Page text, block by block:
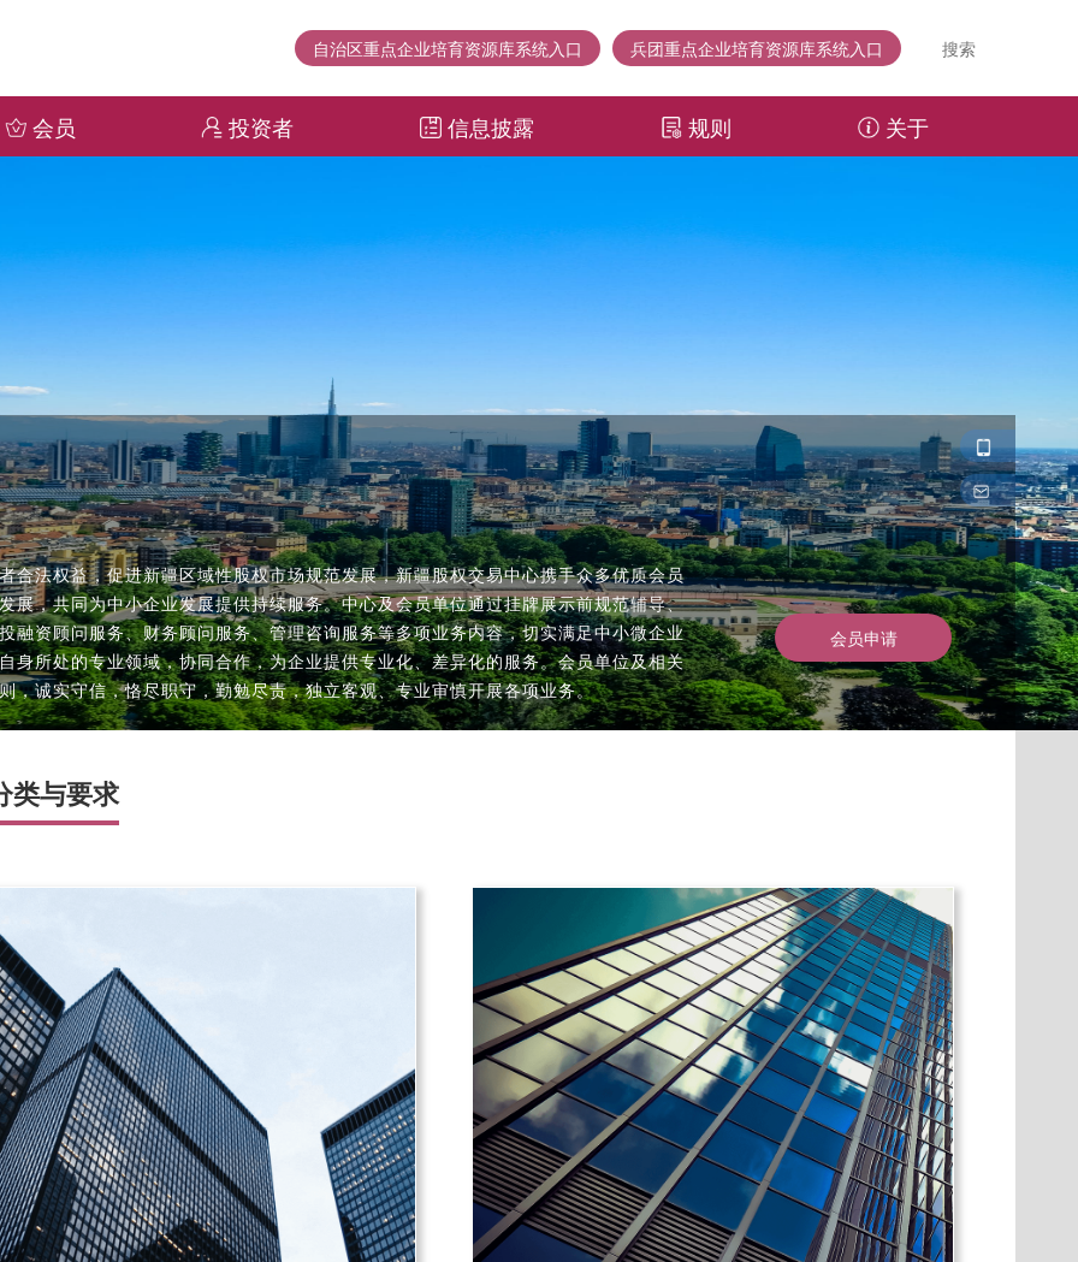
自治区重点企业培育资源库系统入口 兵团重点企业培育资源库系统入口 搜索
会员 投资者 信息披露 规则 关于
0991-
3631703
合法权益，促进新疆区域性股权市场规范发展，新疆股权交易中心携手众多优质会员
展，共同为中小企业发展提供持续服务。中心及会员单位通过挂牌展示前规范辅导、
融资顾问服务、财务顾问服务、管理咨询服务等多项业务内容，切实满足中小微企业
身所处的专业领域，协同合作，为企业提供专业化、差异化的服务。会员单位及相关
，诚实守信，恪尽职守，勤勉尽责，独立客观、专业审慎开展各项业务。
会员申请
类与要求